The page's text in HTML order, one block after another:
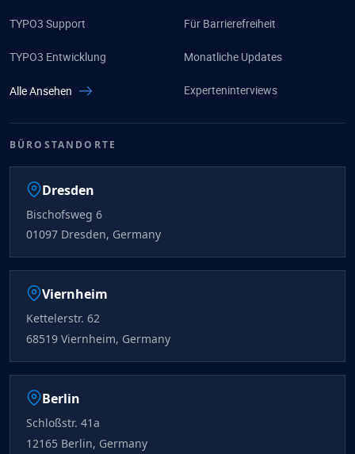
TYPO3 Support
TYPO3 Entwicklung
Alle Ansehen
Für Barrierefreiheit
Monatliche Updates
Experteninterviews
BÜROSTANDORTE
Dresden
Bischofsweg 6
01097 Dresden, Germany
Viernheim
Kettelerstr. 62
68519 Viernheim, Germany
Berlin
Schloßstr. 41a
12165 Berlin, Germany